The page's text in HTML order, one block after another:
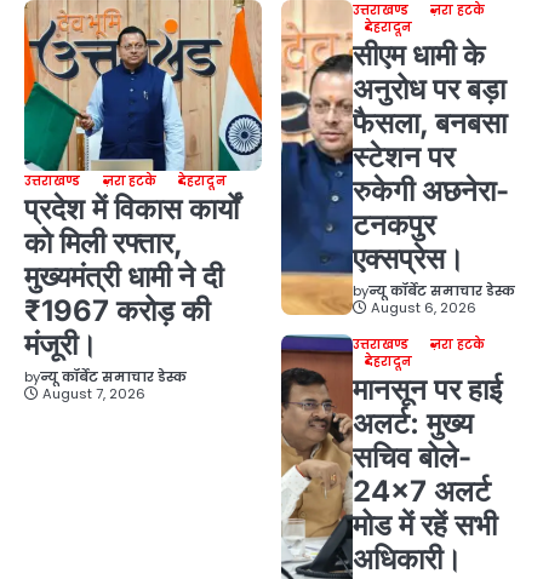
उत्तराखण्ड ज़रा हटके देहरादून
प्रदेश में विकास कार्यों
को मिली रफ्तार,
मुख्यमंत्री धामी ने दी
₹1967 करोड़ की
मंजूरी।
byन्यू कॉर्बेट समाचार डेस्क
August 7, 2026
उत्तराखण्ड
ज़रा हटके
देहरादून
सीएम धामी के
अनुरोध पर बड़ा
फैसला, बनबसा
स्टेशन पर
रुकेगी अछनेरा-
टनकपुर
एक्सप्रेस।
byन्यू कॉर्बेट समाचार डेस्क
August 6, 2026
उत्तराखण्ड
ज़रा हटके
देहरादून
मानसून पर हाई
अलर्ट: मुख्य
सचिव बोले-
24×7 अलर्ट
मोड में रहें सभी
अधिकारी।